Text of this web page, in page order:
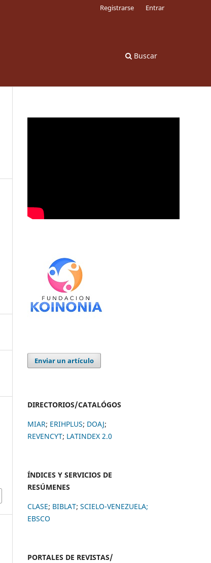
Buscar
Registrarse Entrar
Enviar un artículo
DIRECTORIOS/CATALÓGOS
MIAR; ERIHPLUS; DOAJ;
REVENCYT; LATINDEX 2.0
ÍNDICES Y SERVICIOS DE
RESÚMENES
CLASE; BIBLAT; SCIELO-VENEZUELA;
EBSCO
PORTALES DE REVISTAS/